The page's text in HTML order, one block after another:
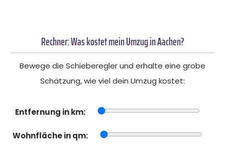
Rechner: Was kostet mein Umzug in Aachen?
Bewege die Schieberegler und erhalte eine grobe
Schätzung, wie viel dein Umzug kostet:
Entfernung in km:
Wohnfläche in qm: